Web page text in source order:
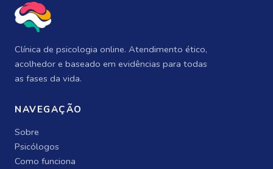
Clínica de psicologia online. Atendimento ético,
acolhedor e baseado em evidências para todas
as fases da vida.
NAVEGAÇÃO
Sobre
Psicólogos
Como funciona